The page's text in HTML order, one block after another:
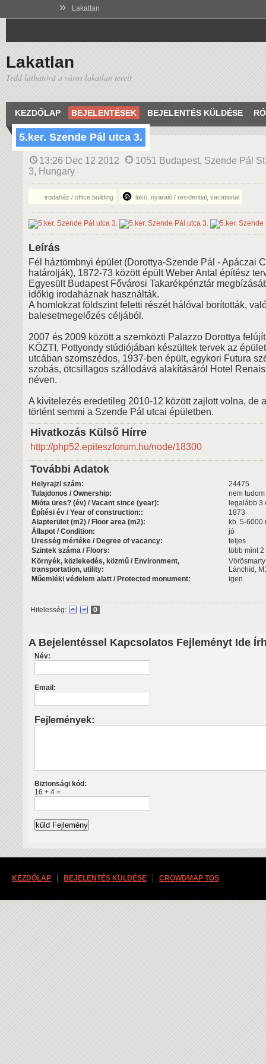
» Lakatlan
Lakatlan
Tedd láthatóvá a város lakatlan tereit
KEZDŐLAP BEJELENTÉSEK BEJELENTÉS KÜLDÉSE
5.ker. Szende Pál utca 3.
13:26 Dec 12 2012
1051 Budapest, Szende Pál St
3, Hungary
irodaház / office building lakó, nyaraló / residential, vacational
Leírás
Fél háztömbnyi épület (Dorottya-Szende Pál - Apáczai
határolják), 1872-73 között épült Weber Antal építész
Egyesült Budapest Fővárosi Takarékpénztár
időkig irodaháznak használták.
A homlokzat földszint feletti részét hálóval borították,
balesetmegelőzés céljából.
2007 és 2009 között a szemközti Palazzo Dorottya
KÖZTI, Pottyondy stúdiójában készültek tervek az
utcában szomszédos, 1937-ben épült, egykori Futura
szobás, ötcsillagos szállodává alakításáról Hotel
néven.
A kivitelezés eredetileg 2010-12 között zajlott volna, de
történt semmi a Szende Pál utcai épületben.
Hivatkozás Külső Hírre
http://php52.epiteszforum.hu/node/18300
További Adatok
Helyrajzi szám:
24475
Tulajdonos / Ownership:
nem tudom
Mióta üres? (év) / Vacant since (year):
legalább 3
Építési év / Year of construction::
1873
Alapterület (m2) / Floor area (m2):
kb. 5-6000
Állapot / Condition:
jó
Üresség mértéke / Degree of vacancy:
teljes
Szintek száma / Floors:
több mint 2
Környék, közlekedés, közmű / Environment,
transportation, utility:
Lánchíd,
Műemléki védelem alatt / Protected monument:
igen
Hitelesség: 0
A Bejelentéssel Kapcsolatos Fejleményt Ide
Név:
Email:
Fejlemények:
Biztonsági kód:
16 + 4 =
KEZDŐLAP BEJELENTÉS KÜLDÉSE CROWDMAP TOS